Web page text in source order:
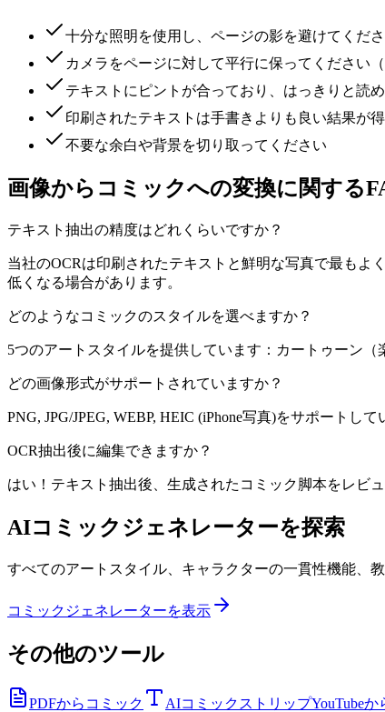
十分な照明を使用し、ページの影を避けてくだ
カメラをページに対して平行に保ってください（
テキストにピントが合っており、はっきりと読
印刷されたテキストは手書きよりも良い結果が
不要な余白や背景を切り取ってください
画像からコミックへの変換に関する
テキスト抽出の精度はどれくらいですか？
当社のOCRは印刷されたテキストと鮮明な写真で最も
低くなる場合があります。
どのようなコミックのスタイルを選べますか？
5つのアートスタイルを提供しています：カートゥーン
どの画像形式がサポートされていますか？
PNG, JPG/JPEG, WEBP, HEIC (iPhone写真)をサポート
OCR抽出後に編集できますか？
はい！テキスト抽出後、生成されたコミック脚本をレビ
AIコミックジェネレーターを探索
すべてのアートスタイル、キャラクターの一貫性機能、
コミックジェネレーターを表示
その他のツール
PDFからコミック AIコミックストリップYouTubeか